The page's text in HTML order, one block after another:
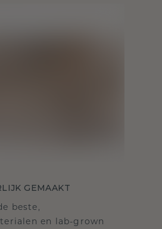
GEMAAKT
beste,
en lab-grown